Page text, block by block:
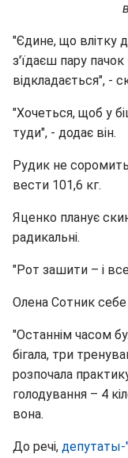
"Єдине, що влітку
з'їдаєш пару пачок
відкладається", -
"Хочеться, щоб у
туди", - додає він.
Рудик не
вести 101,6 кг.
Яценко планує
радикальні.
"Рот зашити – і
Олена Сотник
"Останнім часом
бігала, три
розпочала
голодування – 4
вона.
До речі, депутаты-